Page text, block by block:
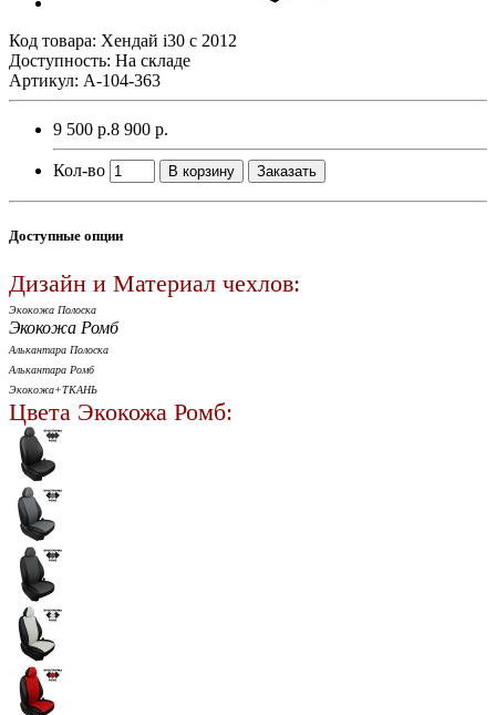
Код товара: Хендай i30 с 2012
Доступность: На складе
Артикул: A-104-363
9 500 р.8 900 р.
Кол-во В корзину Заказать
Доступные опции
Дизайн и Материал чехлов:
Экокожа Полоска
Экокожа Ромб
Алькантара Полоска
Алькантара Ромб
Экокожа+ТКАНЬ
Цвета Экокожа Ромб: